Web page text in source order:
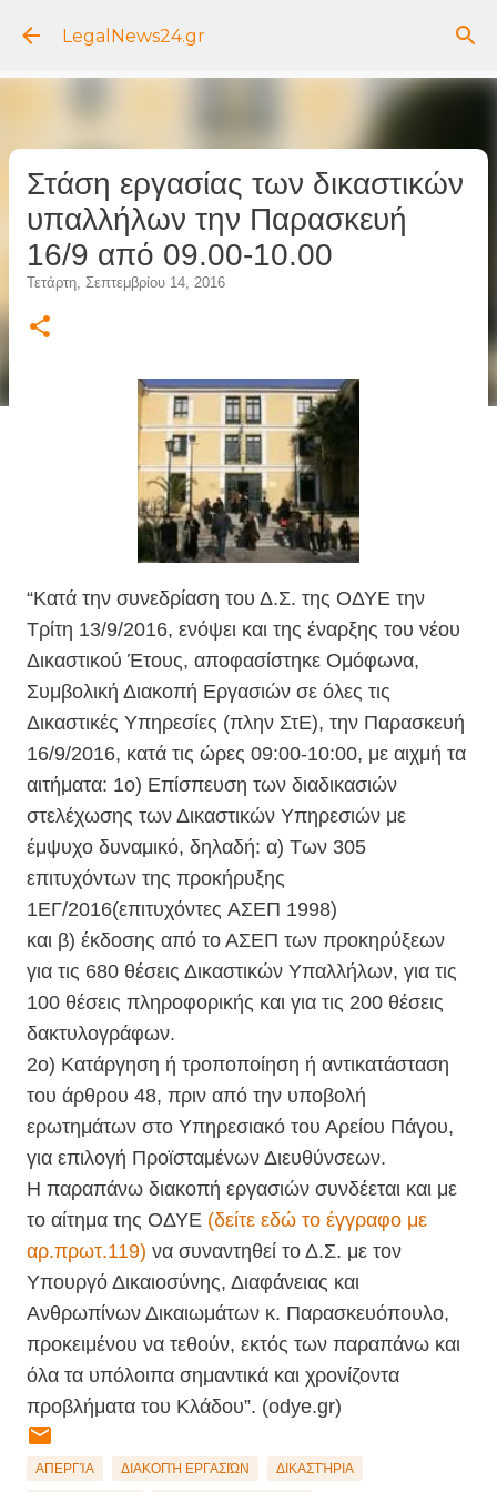
Μετάβαση στο κύριο περιεχόμενο
LegalNews24.gr
Στάση εργασίας των δικαστικών
υπαλλήλων την Παρασκευή
16/9 από 09.00-10.00
Τετάρτη, Σεπτεμβρίου 14, 2016
“Κατά την συνεδρίαση του Δ.Σ. της ΟΔΥΕ την
Τρίτη 13/9/2016, ενόψει και της έναρξης του νέου
Δικαστικού Έτους, αποφασίστηκε Ομόφωνα,
Συμβολική Διακοπή Εργασιών σε όλες τις
Δικαστικές Υπηρεσίες (πλην ΣτΕ), την Παρασκευή
16/9/2016, κατά τις ώρες 09:00-10:00, με αιχμή τα
αιτήματα: 1ο) Επίσπευση των διαδικασιών
στελέχωσης των Δικαστικών Υπηρεσιών με
έμψυχο δυναμικό, δηλαδή: α) Των 305
επιτυχόντων της προκήρυξης
1ΕΓ/2016(επιτυχόντες ΑΣΕΠ 1998)
και β) έκδοσης από το ΑΣΕΠ των προκηρύξεων
για τις 680 θέσεις Δικαστικών Υπαλλήλων, για τις
100 θέσεις πληροφορικής και για τις 200 θέσεις
δακτυλογράφων.
2ο) Κατάργηση ή τροποποίηση ή αντικατάσταση
του άρθρου 48, πριν από την υποβολή
ερωτημάτων στο Υπηρεσιακό του Αρείου Πάγου,
για επιλογή Προϊσταμένων Διευθύνσεων.
Η παραπάνω διακοπή εργασιών συνδέεται και με
το αίτημα της ΟΔΥΕ (δείτε εδώ το έγγραφο με
αρ.πρωτ.119) να συναντηθεί το Δ.Σ. με τον
Υπουργό Δικαιοσύνης, Διαφάνειας και
Ανθρωπίνων Δικαιωμάτων κ. Παρασκευόπουλο,
προκειμένου να τεθούν, εκτός των παραπάνω και
όλα τα υπόλοιπα σημαντικά και χρονίζοντα
προβλήματα του Κλάδου”. (odye.gr)
ΑΠΕΡΓΊΑ ΔΙΑΚΟΠΉ ΕΡΓΑΣΙΏΝ ΔΙΚΑΣΤΉΡΙΑ